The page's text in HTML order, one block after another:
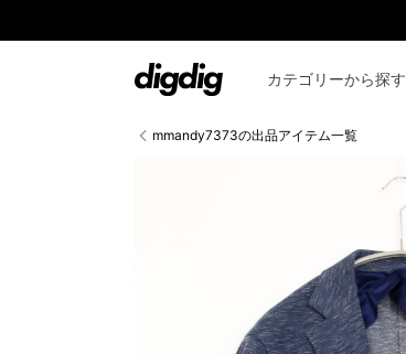
進む
カテゴリーから探す
mmandy7373の出品アイテム一覧